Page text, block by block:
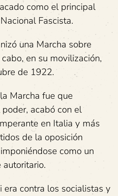
como el principal
Fascista.
una Marcha sobre
en su movilización,
de 1922.
Marcha fue que
acabó con el
en Italia y más
de la oposición
como un
era contra los socialistas y